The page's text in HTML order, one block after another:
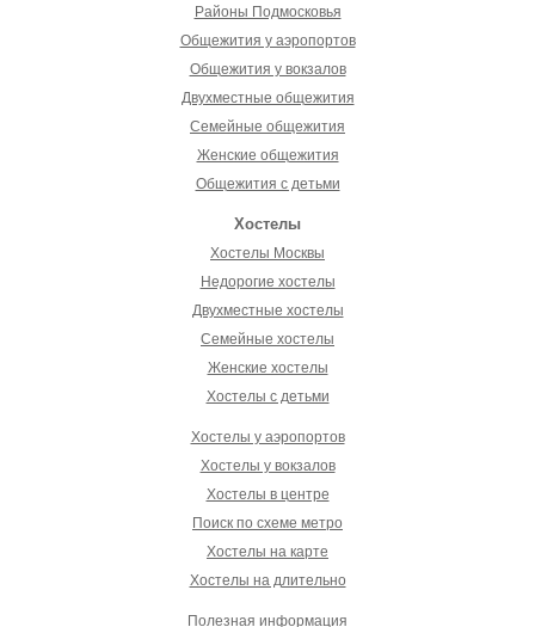
Районы Подмосковья
Общежития у аэропортов
Общежития у вокзалов
Двухместные общежития
Семейные общежития
Женские общежития
Общежития с детьми
Хостелы
Хостелы Москвы
Недорогие хостелы
Двухместные хостелы
Семейные хостелы
Женские хостелы
Хостелы с детьми
Хостелы у аэропортов
Хостелы у вокзалов
Хостелы в центре
Поиск по схеме метро
Хостелы на карте
Хостелы на длительно
Полезная информация